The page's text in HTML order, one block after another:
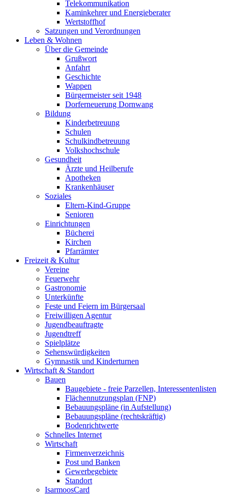
Telekommunikation
Kaminkehrer und Energieberater
Wertstoffhof
Satzungen und Verordnungen
Leben & Wohnen
Über die Gemeinde
Grußwort
Anfahrt
Geschichte
Wappen
Bürgermeister seit 1948
Dorferneuerung Dornwang
Bildung
Kinderbetreuung
Schulen
Schulkindbetreuung
Volkshochschule
Gesundheit
Ärzte und Heilberufe
Apotheken
Krankenhäuser
Soziales
Eltern-Kind-Gruppe
Senioren
Einrichtungen
Bücherei
Kirchen
Pfarrämter
Freizeit & Kultur
Vereine
Feuerwehr
Gastronomie
Unterkünfte
Feste und Feiern im Bürgersaal
Freiwilligen Agentur
Jugendbeauftragte
Jugendtreff
Spielplätze
Sehenswürdigkeiten
Gymnastik und Kinderturnen
Wirtschaft & Standort
Bauen
Baugebiete - freie Parzellen, Interessentenlisten
Flächennutzungsplan (FNP)
Bebauungspläne (in Aufstellung)
Bebauungspläne (rechtskräftig)
Bodenrichtwerte
Schnelles Internet
Wirtschaft
Firmenverzeichnis
Post und Banken
Gewerbegebiete
Standort
IsarmoosCard